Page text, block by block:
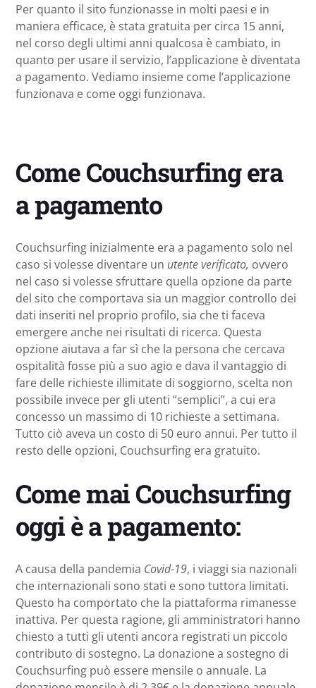
Per quanto il sito funzionasse in molti paesi e in
maniera efficace, è stata gratuita per circa 15 anni,
nel corso degli ultimi anni qualcosa è cambiato, in
quanto per usare il servizio, l’applicazione è diventata
a pagamento. Vediamo insieme come l’applicazione
funzionava e come oggi funzionava.
Come Couchsurfing era
a pagamento
Couchsurfing inizialmente era a pagamento solo nel
caso si volesse diventare un utente verificato, ovvero
nel caso si volesse sfruttare quella opzione da parte
del sito che comportava sia un maggior controllo dei
dati inseriti nel proprio profilo, sia che ti faceva
emergere anche nei risultati di ricerca. Questa
opzione aiutava a far sì che la persona che cercava
ospitalità fosse più a suo agio e dava il vantaggio di
fare delle richieste illimitate di soggiorno, scelta non
possibile invece per gli utenti “semplici”, a cui era
concesso un massimo di 10 richieste a settimana.
Tutto ciò aveva un costo di 50 euro annui. Per tutto il
resto delle opzioni, Couchsurfing era gratuito.
Come mai Couchsurfing
oggi è a pagamento:
A causa della pandemia Covid-19, i viaggi sia nazionali
che internazionali sono stati e sono tuttora limitati.
Questo ha comportato che la piattaforma rimanesse
inattiva. Per questa ragione, gli amministratori hanno
chiesto a tutti gli utenti ancora registrati un piccolo
contributo di sostegno. La donazione a sostegno di
Couchsurfing può essere mensile o annuale. La